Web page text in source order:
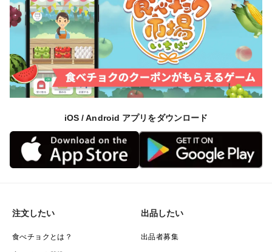
iOS / Android アプリをダウンロード
注文したい
食べチョクとは？
出品したい
出品者募集